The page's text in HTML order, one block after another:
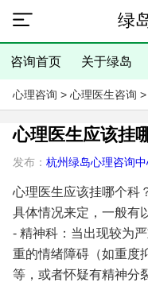
绿
咨询首页 关于绿岛
心理咨询 > 心理医生咨询 >
心理医生应该挂
发布： 杭州绿岛心理咨询中
心理医生应该挂哪个科
具体情况来定，一般有
- 精神科：当出现较为
重的情绪障碍（如重度
等，或者怀疑有精神分